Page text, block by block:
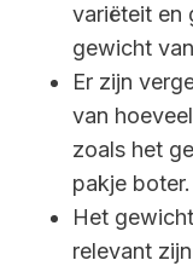
variëteit en
gewicht
Er zijn
van
zoals het
pakje boter.
Het
relevant